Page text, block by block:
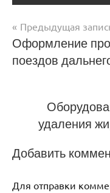
Навигация
по
Предыдущая
Оформление
поездов
удаления
Добавить
Для отправки